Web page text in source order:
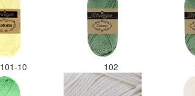
101-10 102